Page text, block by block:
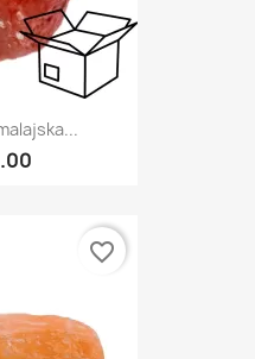
favorite_border